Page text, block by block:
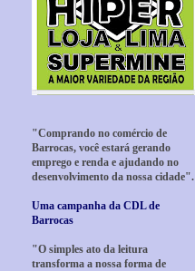
"Comprando no comércio de
Barrocas, você estará gerando
emprego e renda e ajudando no
desenvolvimento da nossa cidade".
Uma campanha da CDL de
Barrocas
"O simples ato da leitura
transforma a nossa forma de